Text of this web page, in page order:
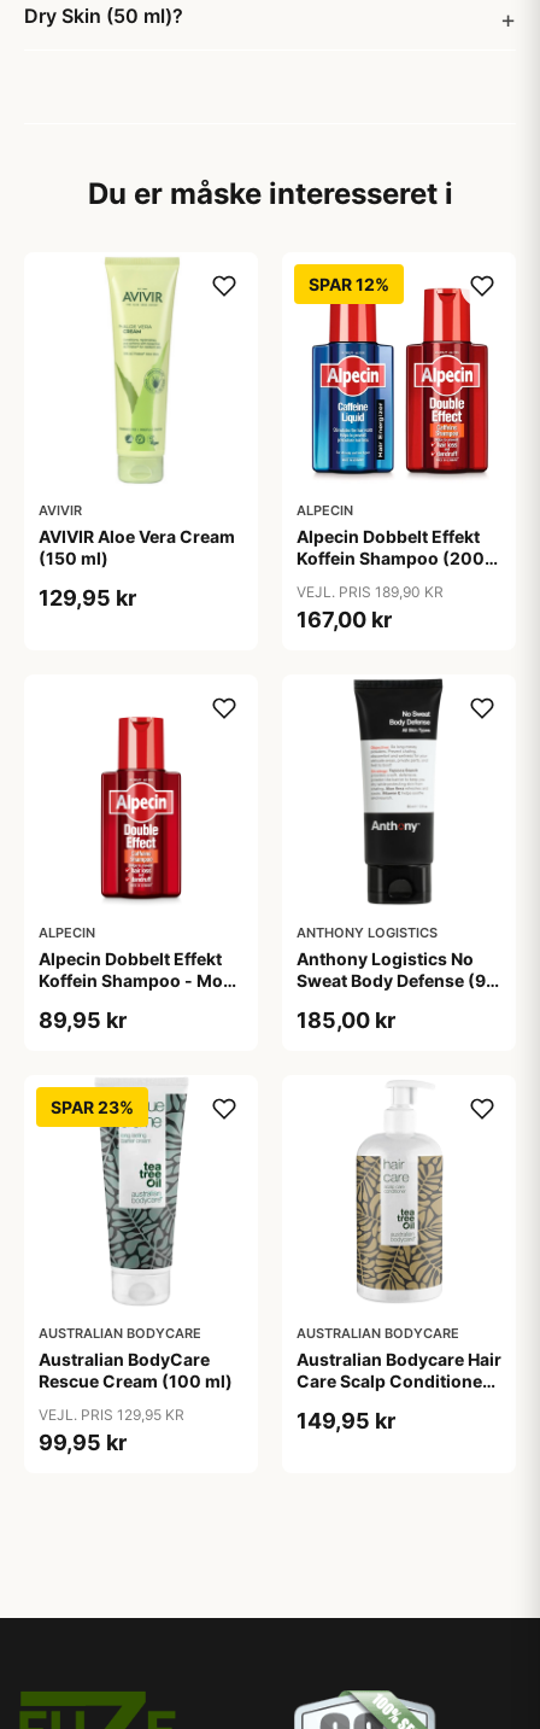
Dry Skin (50 ml)?
Du er måske interesseret i
AVIVIR
AVIVIR Aloe Vera Cream
(150 ml)
129,95 kr
SPAR 12%
ALPECIN
Alpecin Dobbelt Effekt
Koffein Shampoo (200
Liquid (200 ml)
VEJL. PRIS 189,90 KR
167,00 kr
ALPECIN
Alpecin Dobbelt Effekt
Koffein Shampoo - Mod
89,95 kr
ANTHONY LOGISTICS
Anthony Logistics No
Sweat Body Defense (90
185,00 kr
SPAR 23%
AUSTRALIAN BODYCARE
Australian BodyCare
Rescue Cream (100 ml)
VEJL. PRIS 129,95 KR
99,95 kr
AUSTRALIAN BODYCARE
Australian Bodycare Hair
Care Scalp Conditioner
149,95 kr